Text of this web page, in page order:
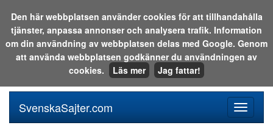
Sök i katalogen eller på webben:
meny
SvenskaSajter.com
Den här webbplatsen använder cookies för att tillhandahålla
tjänster, anpassa annonser och analysera trafik. Information
om din användning av webbplatsen delas med Google. Genom
att använda webbplatsen godkänner du användningen av
cookies.
Läs mer Jag fattar!